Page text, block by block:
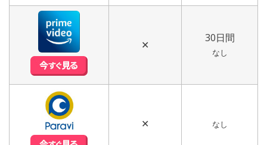
✕
30日間
なし
✕ なし